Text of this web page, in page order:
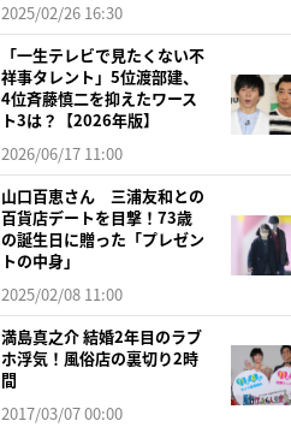
2025/02/26 16:30
「一生テレビで見たくない不
祥事タレント」5位渡部建、
4位斉藤慎二を抑えたワース
ト3は？【2026年版】
2026/06/17 11:00
山口百恵さん 三浦友和との
百貨店デートを目撃！73歳
の誕生日に贈った「プレゼン
トの中身」
2025/02/08 11:00
満島真之介 結婚2年目のラブ
ホ浮気！風俗店の裏切り2時
間
2017/03/07 00:00